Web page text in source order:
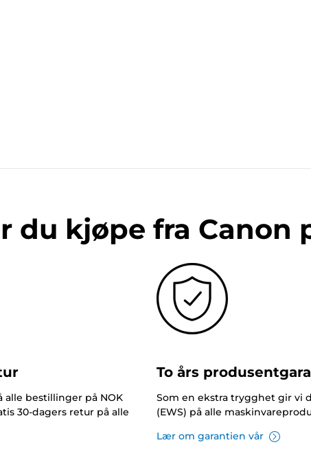
du kjøpe fra Canon
alle bestillinger på NOK
30-dagers retur på alle
To års
Som en ekstra trygghet gir vi
(EWS) på alle
Lær om garantien vår